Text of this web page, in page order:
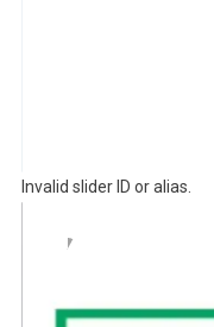
Invalid slider ID or alias.